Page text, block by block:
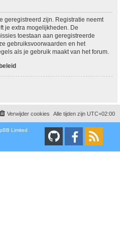
geregistreerd zijn. Registratie neemt
je extra mogelijkheden. De
toestaan aan geregistreerde
gebruiksvoorwaarden en het
als je gebruik maakt van het forum.
Alle tijden zijn UTC+02:00
Verwijder cookies
Limited